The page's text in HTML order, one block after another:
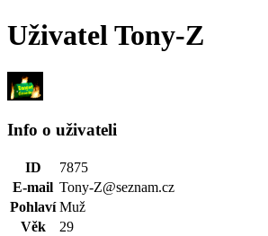
Uživatel Tony-Z
Info o uživateli
ID
7875
E-mail Tony-Z@seznam.cz
Pohlaví Muž
Věk
29